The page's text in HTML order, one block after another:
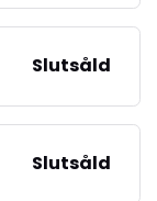
Slutsåld
Slutsåld